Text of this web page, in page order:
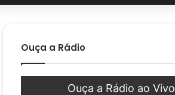
Ouça a Rádio
Ouça a Rádio ao Vivo